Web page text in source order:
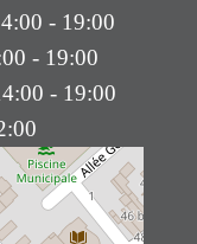
- 19:00
- 19:00
- 19:00